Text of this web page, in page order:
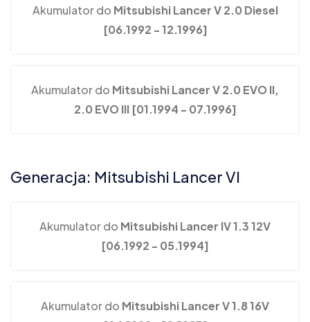
Akumulator do Mitsubishi Lancer V 2.0 Diesel
[06.1992 - 12.1996]
Akumulator do Mitsubishi Lancer V 2.0 EVO II,
2.0 EVO III [01.1994 - 07.1996]
Generacja: Mitsubishi Lancer VI
Akumulator do Mitsubishi Lancer IV 1.3 12V
[06.1992 - 05.1994]
Akumulator do Mitsubishi Lancer V 1.8 16V